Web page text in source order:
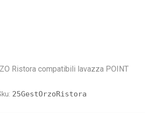
Ristora compatibili lavazza POINT
25GestOrzoRistora